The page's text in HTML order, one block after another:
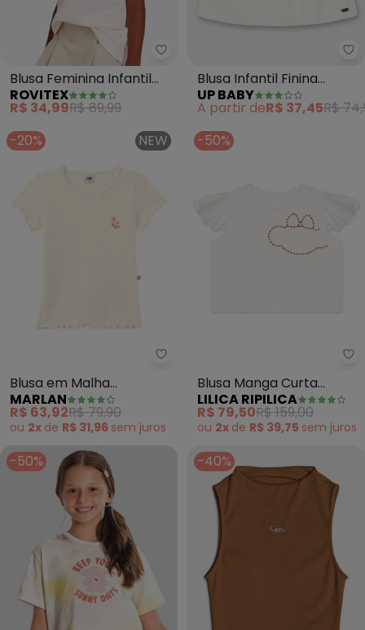
Rovitex - Blusa Feminina
Blusa Feminina Infantil
Laço com Rebite (Bege)
ROVITEX
R$ 34,99R$ 89,99
Blusa Infantil Finina
Algodão (Bege)
UP BABY
A partir deR$ 37,45R$
-20%
NEW
Marlan - Blusa em Malha
Blusa em Malha
Canelada com Bordado
Floral (Bege)
MARLAN
R$ 63,92R$ 79,90
ou 2x de R$ 31,96 sem juros
-50%
Blusa Manga Curta
Infantil Feminina (Bege)
LILICA RIPILICA
R$ 79,50R$ 159,00
ou 2x de R$ 39,75 sem juros
-50% -40%